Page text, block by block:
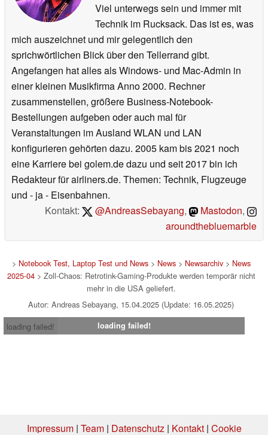
Viel unterwegs sein und immer mit
Technik im Rucksack. Das ist es, was
mich auszeichnet und mir gelegentlich den
sprichwörtlichen Blick über den Tellerrand gibt.
Angefangen hat alles als Windows- und Mac-Admin in
einer kleinen Musikfirma Anno 2000. Rechner
zusammenstellen, größere Business-Notebook-
Bestellungen aufgeben oder auch mal für
Veranstaltungen im Ausland WLAN und LAN
konfigurieren gehörten dazu. 2005 kam bis 2021 noch
eine Karriere bei golem.de dazu und seit 2017 bin ich
Redakteur für airliners.de. Themen: Technik, Flugzeuge
und - ja - Eisenbahnen.
Kontakt:
@AndreasSebayang, Mastodon,
aroundthebluemarble
> Notebook Test, Laptop Test und News> News> Newsarchiv> News
2025-04> Zoll-Chaos: Retrotink-Gaming-Produkte werden temporär nicht
mehr in die USA geliefert.
Autor: Andreas Sebayang, 15.04.2025 (Update: 16.05.2025)
loading failed!
loading failed!
Impressum| Team| Datenschutz| Kontakt| Cookie